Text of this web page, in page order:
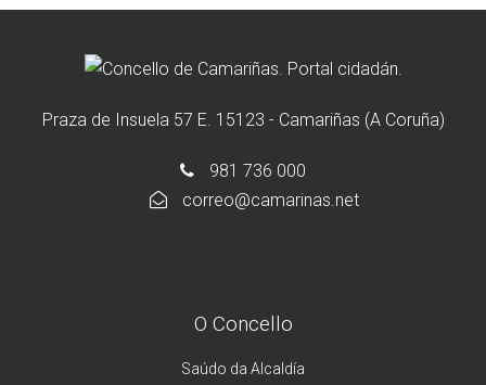
Praza de Insuela 57 E. 15123 - Camariñas (A Coruña)
981 736 000
correo@camarinas.net
O Concello
Saúdo da Alcaldía